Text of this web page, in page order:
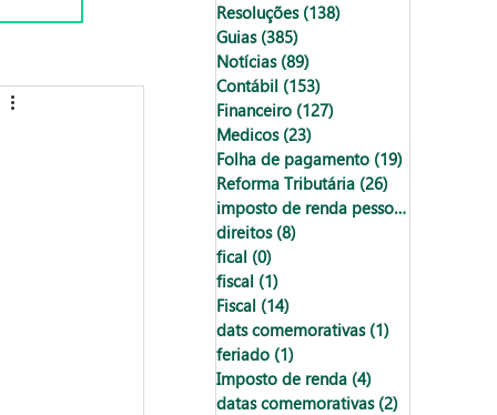
Resoluções (138)
Guias (385)
Notícias (89)
Contábil (153)
Financeiro (127)
Medicos (23)
Folha de pagamento (19)
Reforma Tributária (26)
imposto de renda pessoa física
direitos (8)
fical (0)
fiscal (1)
Fiscal (14)
dats comemorativas (1)
feriado (1)
Imposto de renda (4)
datas comemorativas (2)